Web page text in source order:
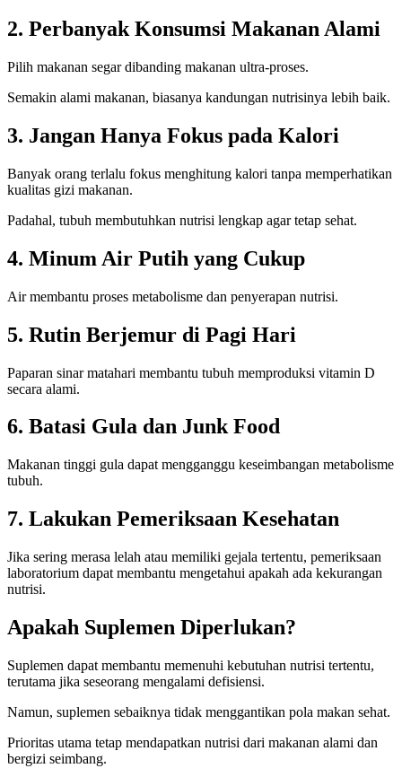
2. Perbanyak Konsumsi Makanan Alami
Pilih makanan segar dibanding makanan ultra-proses.
Semakin alami makanan, biasanya kandungan nutrisinya lebih baik.
3. Jangan Hanya Fokus pada Kalori
Banyak orang terlalu fokus menghitung kalori tanpa memperhatikan
kualitas gizi makanan.
Padahal, tubuh membutuhkan nutrisi lengkap agar tetap sehat.
4. Minum Air Putih yang Cukup
Air membantu proses metabolisme dan penyerapan nutrisi.
5. Rutin Berjemur di Pagi Hari
Paparan sinar matahari membantu tubuh memproduksi vitamin D
secara alami.
6. Batasi Gula dan Junk Food
Makanan tinggi gula dapat mengganggu keseimbangan metabolisme
tubuh.
7. Lakukan Pemeriksaan Kesehatan
Jika sering merasa lelah atau memiliki gejala tertentu, pemeriksaan
laboratorium dapat membantu mengetahui apakah ada kekurangan
nutrisi.
Apakah Suplemen Diperlukan?
Suplemen dapat membantu memenuhi kebutuhan nutrisi tertentu,
terutama jika seseorang mengalami defisiensi.
Namun, suplemen sebaiknya tidak menggantikan pola makan sehat.
Prioritas utama tetap mendapatkan nutrisi dari makanan alami dan
bergizi seimbang.